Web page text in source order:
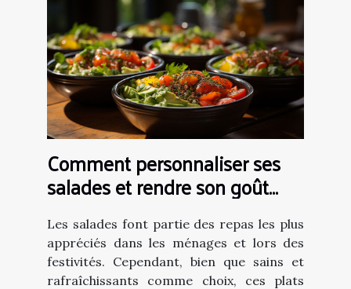
Comment personnaliser ses
salades et rendre son goût
unique ?
Les salades font partie des repas les plus
appréciés dans les ménages et lors des
festivités. Cependant, bien que sains et
rafraîchissants comme choix, ces plats